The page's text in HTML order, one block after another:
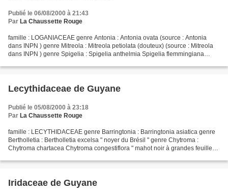
Publié le 06/08/2000 à 21:43
Par La Chaussette Rouge
famille : LOGANIACEAE genre Antonia : Antonia ovata (source : Antonia
dans INPN ) genre Mitreola : Mitreola petiolata (douteux) (source : Mitreola
dans INPN ) genre Spigelia : Spigelia anthelmia Spigelia flemmingiana
Lecythidaceae de Guyane
Publié le 05/08/2000 à 23:18
Par La Chaussette Rouge
famille : LECYTHIDACEAE genre Barringtonia : Barringtonia asiatica genre
Bertholletia : Bertholletia excelsa " noyer du Brésil " genre Chytroma :
Chytroma chartacea Chytroma congestiflora " mahot noir à grandes feuilles "
Iridaceae de Guyane